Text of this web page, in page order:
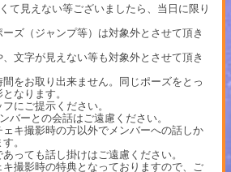
て見えない等ございましたら、当日に限り
ズ（ジャンプ等）は対象外とさせて頂き
文字が見えない等も対象外とさせて頂き
をお取り出来ません。同じポーズをとっ
なります。
にご提示ください。
バーとの会話はご遠慮ください。
キ撮影時の方以外でメンバーへの話しか
。
っても話し掛けはご遠慮ください。
撮影時の特典となっておりますので、ご